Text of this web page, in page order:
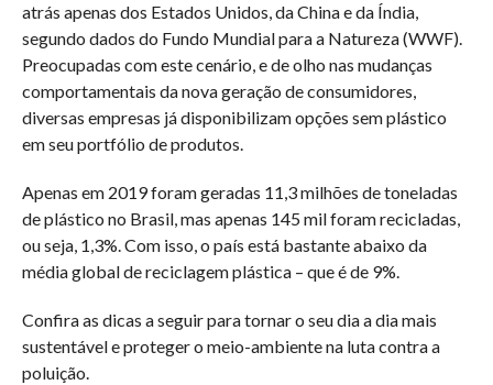
atrás apenas dos Estados Unidos, da China e da Índia,
segundo dados do Fundo Mundial para a Natureza (WWF).
Preocupadas com este cenário, e de olho nas mudanças
comportamentais da nova geração de consumidores,
diversas empresas já disponibilizam opções sem plástico
em seu portfólio de produtos.
Apenas em 2019 foram geradas 11,3 milhões de toneladas
de plástico no Brasil, mas apenas 145 mil foram recicladas,
ou seja, 1,3%. Com isso, o país está bastante abaixo da
média global de reciclagem plástica – que é de 9%.
Confira as dicas a seguir para tornar o seu dia a dia mais
sustentável e proteger o meio-ambiente na luta contra a
poluição.